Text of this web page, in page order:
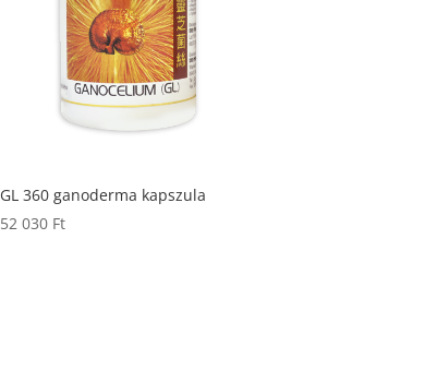
GL 360 ganoderma kapszula
52 030 Ft